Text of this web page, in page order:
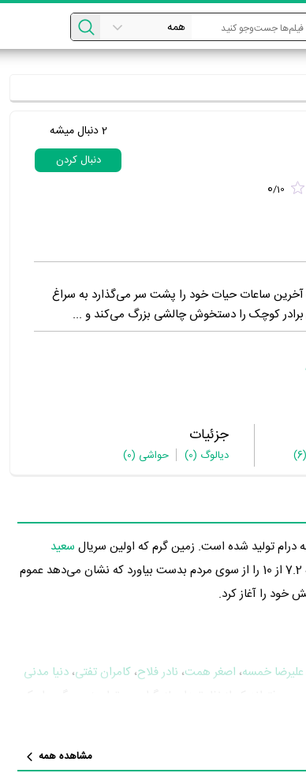
2دنبال میشه
دنبال کردن
0/10
آخرین ساعات حیات خود را پشت سر می‌گذارد به سراغ
برادر کوچک را دستخوش چالشی بزرگ می‌کند و ...
(6)
جزئیات
دیالوگ (0) حواشی (0)
سعید
نمره 7.2 از 10 را از سوی مردم بدست بیاورد که نشان می‌دهد عموم
علیرضا خمسه، اصغر همت، نادر فلاح، کامران تفتی، دنیا مدنی
در سریال زمین گرم حدود 15 بازیگر جلوی دوربین رفته‌اند که از نظر تعداد بازیگران می‌توان زمین گرم را یک
گرم توانسته‌اند در این زمینه موفق باشند و بازی‌های
مشاهده همه